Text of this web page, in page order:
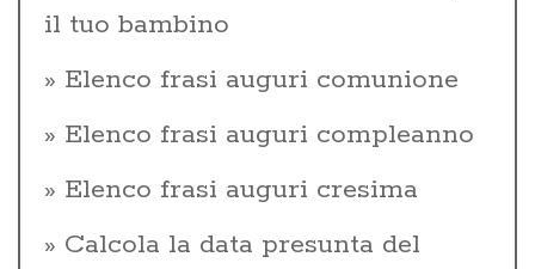
il tuo bambino
Elenco frasi auguri comunione
Elenco frasi auguri compleanno
Elenco frasi auguri cresima
Calcola la data presunta del